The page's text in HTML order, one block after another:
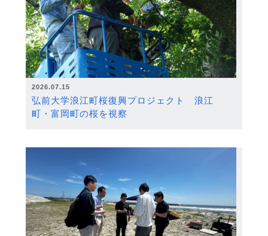
2026.07.15
弘前大学浪江町桜復興プロジェクト 浪江
町・富岡町の桜を視察